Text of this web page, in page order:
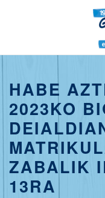
HABE
2023KO
ZABALIK
13RA